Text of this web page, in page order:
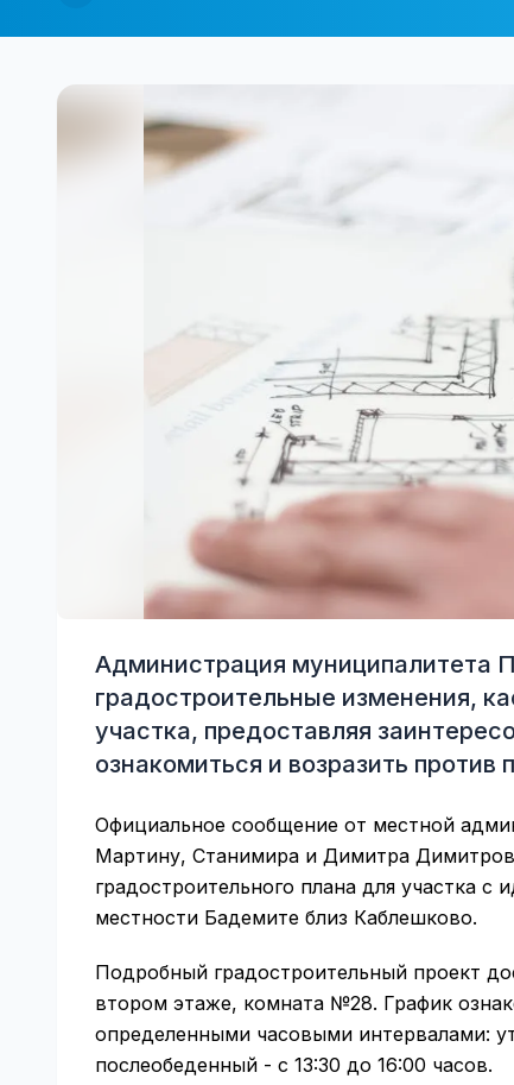
Администрация муниципалитета
градостроительные изменения,
участка, предоставляя
ознакомиться и возразить против
Официальное сообщение от местной
Мартину, Станимира и Димитра
градостроительного плана для участка с
местности Бадемите близ Каблешково.
Подробный градостроительный проект
втором этаже, комната №28. График
определенными часовыми интервалами:
послеобеденный - с 13:30 до 16:00 часов.